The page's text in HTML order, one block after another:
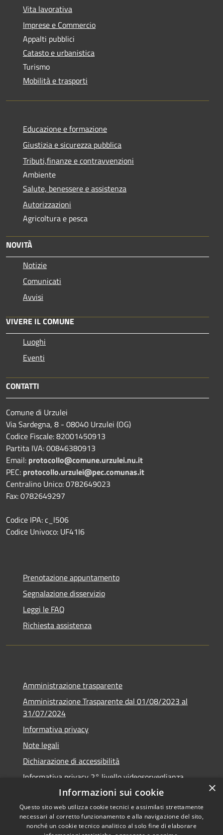
Vita lavorativa
Imprese e Commercio
Appalti pubblici
Catasto e urbanistica
Turismo
Mobilità e trasporti
Educazione e formazione
Giustizia e sicurezza pubblica
Tributi,finanze e contravvenzioni
Ambiente
Salute, benessere e assistenza
Autorizzazioni
Agricoltura e pesca
NOVITÀ
Notizie
Comunicati
Avvisi
VIVERE IL COMUNE
Luoghi
Eventi
CONTATTI
Comune di Urzulei
Via Sardegna, 8 - 08040 Urzulei (OG)
Codice Fiscale: 82001450913
Partita IVA: 00846380913
Email: protocollo@comune.urzulei.nu.it
PEC: protocollo.urzulei@pec.comunas.it
Centralino Unico: 0782649023
Fax: 0782649297
Codice IPA: c_l506
Codice Univoco: UF41I6
Prenotazione appuntamento
Segnalazione disservizio
Leggi le FAQ
Richiesta assistenza
Amministrazione trasparente
Amministrazione Trasparente dal 01/08/2023 al
31/07/2024
Informativa privacy
Note legali
Dichiarazione di accessibilità
Informativa privacy 2° livello videosorveglianza
Copyright © 2026 • Comune di
×
Informazioni sui cookie
Questo sito web utilizza cookie tecnici e assimilati strettamente
necessari al corretto funzionamento e alla navigazione del sito,
nonché un cookie tecnico analitico al solo fine di elaborare